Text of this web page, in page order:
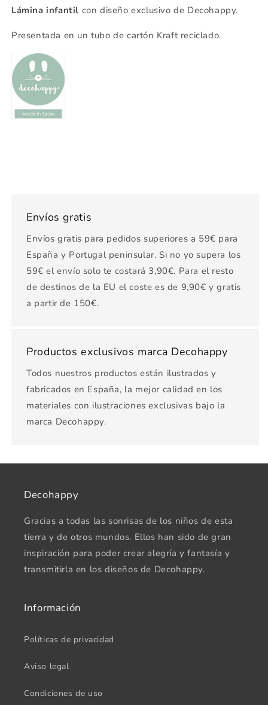
Lámina infantil con diseño exclusivo de Decohappy.
Presentada en un tubo de cartón Kraft reciclado.
Envíos gratis
Envíos gratis para pedidos superiores a 59€ para
España y Portugal peninsular. Si no yo supera los
59€ el envío solo te costará 3,90€. Para el resto
de destinos de la EU el coste es de 9,90€ y gratis
a partir de 150€.
Productos exclusivos marca Decohappy
Todos nuestros productos están ilustrados y
fabricados en España, la mejor calidad en los
materiales con ilustraciones exclusivas bajo la
marca Decohappy.
Decohappy
Gracias a todas las sonrisas de los niños de esta
tierra y de otros mundos. Ellos han sido de gran
inspiración para poder crear alegría y fantasía y
transmitirla en los diseños de Decohappy.
Información
Políticas de privacidad
Aviso legal
Condiciones de uso